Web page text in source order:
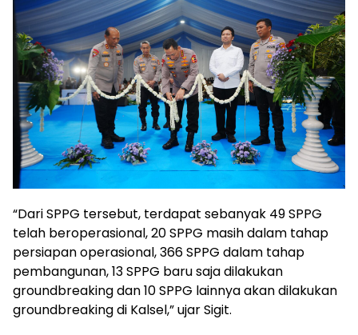
“Dari SPPG tersebut, terdapat sebanyak 49 SPPG
telah beroperasional, 20 SPPG masih dalam tahap
persiapan operasional, 366 SPPG dalam tahap
pembangunan, 13 SPPG baru saja dilakukan
groundbreaking dan 10 SPPG lainnya akan dilakukan
groundbreaking di Kalsel,” ujar Sigit.